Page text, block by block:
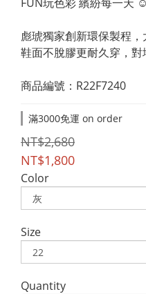
彪琥獨家創新環保製程
鞋面不脫膠更耐久穿，對
商品編號：R22F7240
滿3000免運 on order
NT$2,680
NT$1,800
Color
Size
Quantity